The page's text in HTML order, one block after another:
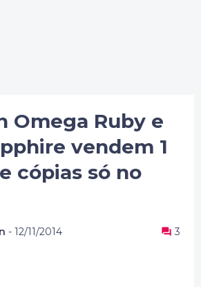
Omega Ruby e
vendem 1
cópias só no
- 12/11/2014 3